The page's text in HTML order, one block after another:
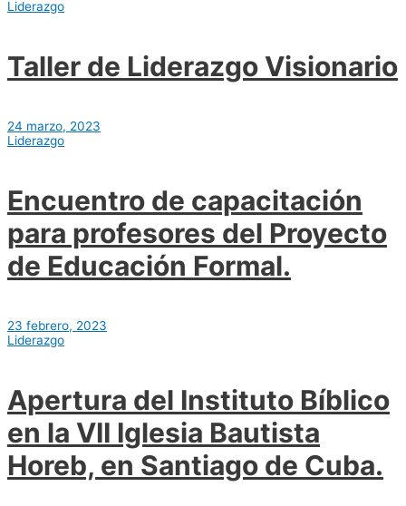
Liderazgo
Taller de Liderazgo Visionario
24 marzo, 2023
Liderazgo
Encuentro de capacitación
para profesores del Proyecto
de Educación Formal.
23 febrero, 2023
Liderazgo
Apertura del Instituto Bíblico
en la VII Iglesia Bautista
Horeb, en Santiago de Cuba.